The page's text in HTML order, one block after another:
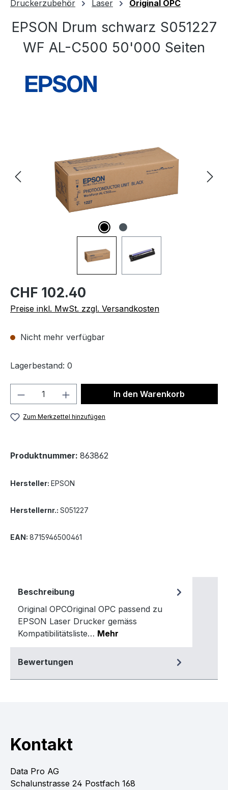
Druckerzubehör Laser Original OPC
EPSON Drum schwarz S051227
WF AL-C500 50'000 Seiten
CHF 102.40
Preise inkl. MwSt. zzgl. Versandkosten
Nicht mehr verfügbar
Lagerbestand: 0
Produkt Anzahl: Gib denIn den Warenkorb
Zum Merkzettel hinzufügen
Produktnummer: 863862
Hersteller: EPSON
Herstellernr.: S051227
EAN: 8715946500461
Beschreibung
Original OPCOriginal OPC passend zu
EPSON Laser Drucker gemäss
Kompatibilitätsliste… Mehr
Bewertungen
Kontakt
Data Pro AG
Schalunstrasse 24 Postfach 168